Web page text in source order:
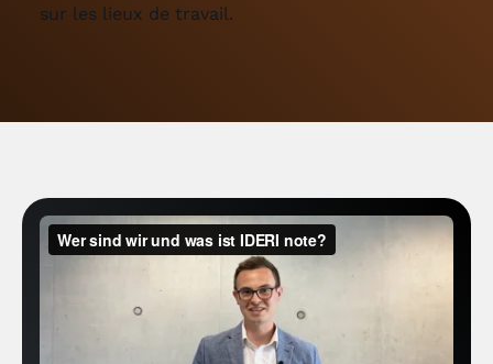
sur les lieux de travail.